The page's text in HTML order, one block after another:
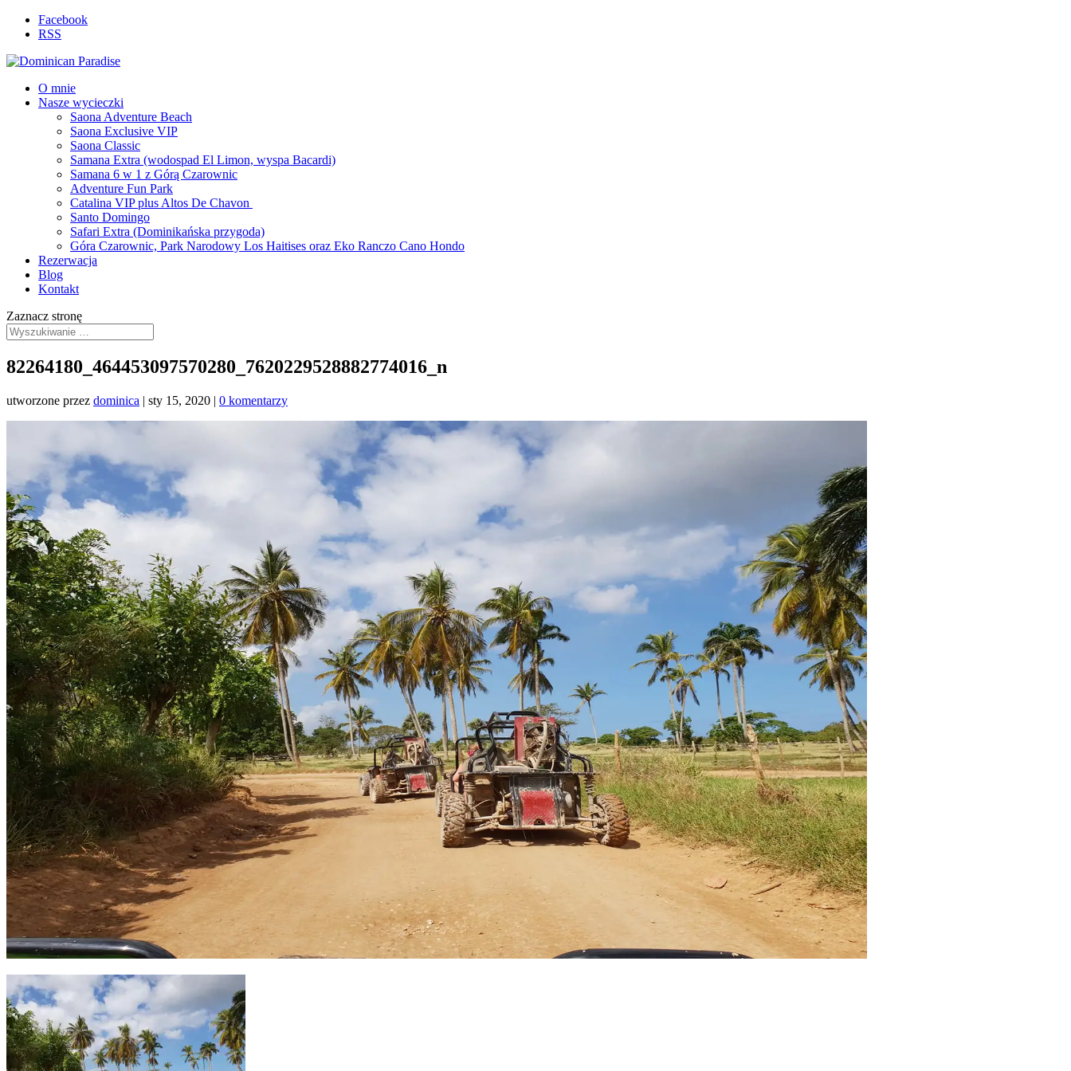
Facebook
RSS
O mnie
Nasze wycieczki
Saona Adventure Beach
Saona Exclusive VIP
Saona Classic
Samana Extra (wodospad El Limon, wyspa Bacardi)
Samana 6 w 1 z Górą Czarownic
Adventure Fun Park
Catalina VIP plus Altos De Chavon
Santo Domingo
Safari Extra (Dominikańska przygoda)
Góra Czarownic, Park Narodowy Los Haitises oraz Eko Ranczo Cano Hondo
Rezerwacja
Blog
Kontakt
Zaznacz stronę
82264180_464453097570280_7620229528882774016_n
utworzone przez dominica | sty 15, 2020 | 0 komentarzy